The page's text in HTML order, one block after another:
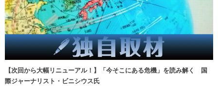
【次回から大幅リニューアル！】「今そこにある危機」を読み解く 国
際ジャーナリスト・ビニシウス氏